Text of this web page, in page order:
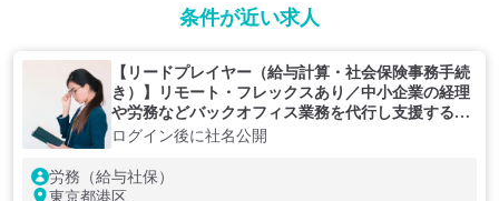
条件が近い求人
【リードプレイヤー（給与計算・社会保険事務手続
き）】リモート・フレックスあり／中小企業の経理
や労務などバックオフィス業務を代行し支援する企
業
ログイン後に社名公開
労務（給与社保）
東京都港区